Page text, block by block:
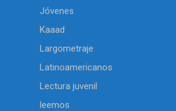
Jóvenes
Kaaad
Largometraje
Latinoamericanos
Lectura juvenil
leemos